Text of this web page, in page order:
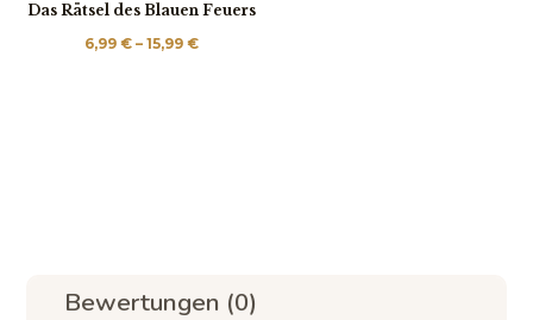
Das Rätsel des Blauen Feuers
6,99€ –15,99€Preisspanne:
Bewertungen (0)